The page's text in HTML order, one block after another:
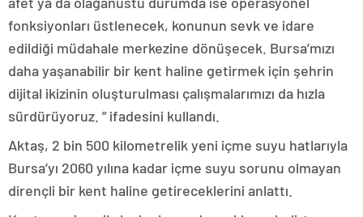
fonksiyonları üstlenecek, konunun sevk ve idare
edildiği müdahale merkezine dönüşecek. Bursa’mızı
daha yaşanabilir bir kent haline getirmek için şehrin
dijital ikizinin oluşturulması çalışmalarımızı da hızla
sürdürüyoruz. ” ifadesini kullandı.
Aktaş, 2 bin 500 kilometrelik yeni içme suyu hatlarıyla
Bursa’yı 2060 yılına kadar içme suyu sorunu olmayan
dirençli bir kent haline getireceklerini anlattı.